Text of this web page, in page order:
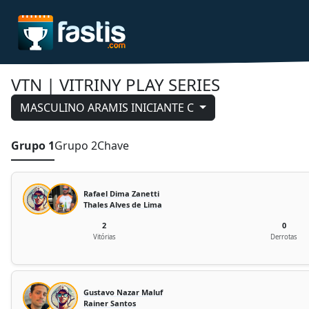
VTN | VITRINY PLAY SERIES
MASCULINO ARAMIS INICIANTE C
Grupo 1Grupo 2Chave
Rafael Dima Zanetti
Thales Alves de Lima
2
Vitórias
0
Derrotas
Gustavo Nazar Maluf
Rainer Santos